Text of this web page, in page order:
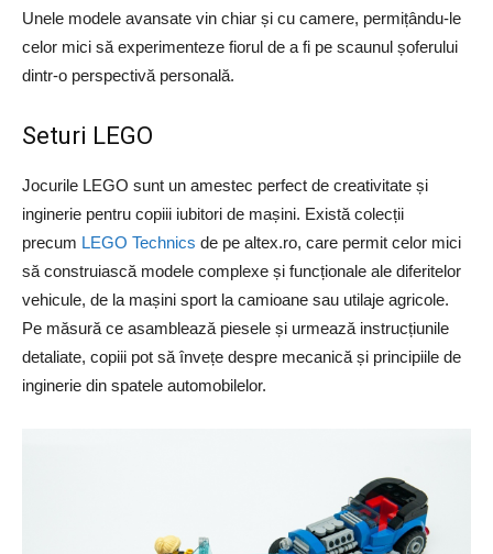
Unele modele avansate vin chiar și cu camere, permițându-le
celor mici să experimenteze fiorul de a fi pe scaunul șoferului
dintr-o perspectivă personală.
Seturi LEGO
Jocurile LEGO sunt un amestec perfect de creativitate și
inginerie pentru copiii iubitori de mașini. Există colecții
precum LEGO Technics de pe altex.ro, care permit celor mici
să construiască modele complexe și funcționale ale diferitelor
vehicule, de la mașini sport la camioane sau utilaje agricole.
Pe măsură ce asamblează piesele și urmează instrucțiunile
detaliate, copiii pot să învețe despre mecanică și principiile de
inginerie din spatele automobilelor.